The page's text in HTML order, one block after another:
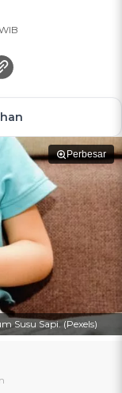
Perbesar
Susu Sapi. (Pexels)